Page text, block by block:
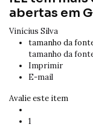
abertas em
Vinícius Silva
tamanho da
tamanho da
Imprimir
E-mail
Avalie este item
1